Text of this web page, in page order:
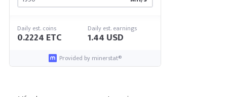
Daily est. coins
0.2224 ETC
Daily est. earnings
1.44 USD
Provided by minerstat®